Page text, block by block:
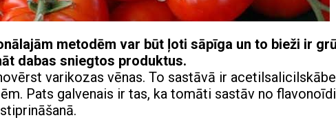
metodēm var būt ļoti sāpīga un to bieži ir
dabas sniegtos produktus.
varikozas vēnas. To sastāvā ir
Pats galvenais ir tas, ka tomāti sastāv no